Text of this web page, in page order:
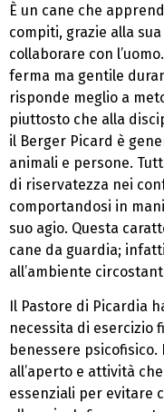
È un cane che
compiti, grazie alla
collaborare con
ferma ma gentile
risponde meglio a
piuttosto che alla
il Berger Picard è
animali e persone.
di riservatezza nei
comportandosi in
suo agio. Questa
cane da guardia;
all’ambiente
Il Pastore di Picardia
necessita di esercizio
benessere psicofisico.
all’aperto e attività
essenziali per evitare